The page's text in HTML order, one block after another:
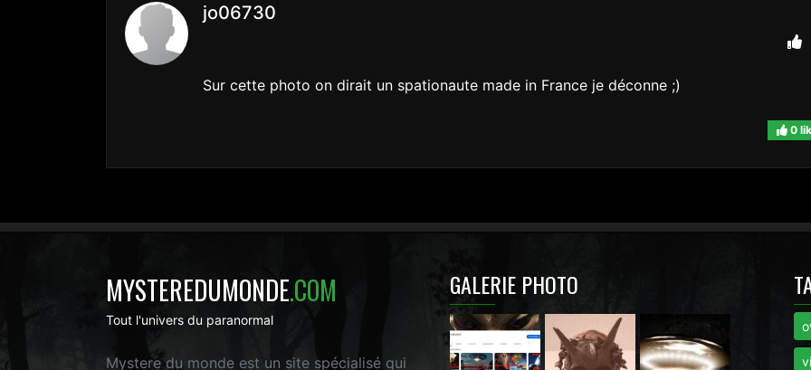
jo06730
Sur cette photo on dirait un spationaute made in France je déconne ;)
0
MYSTEREDUMONDE.COM
Tout l'univers du paranormal
Mystere du monde est un site spécialisé qui
GALERIE PHOTO